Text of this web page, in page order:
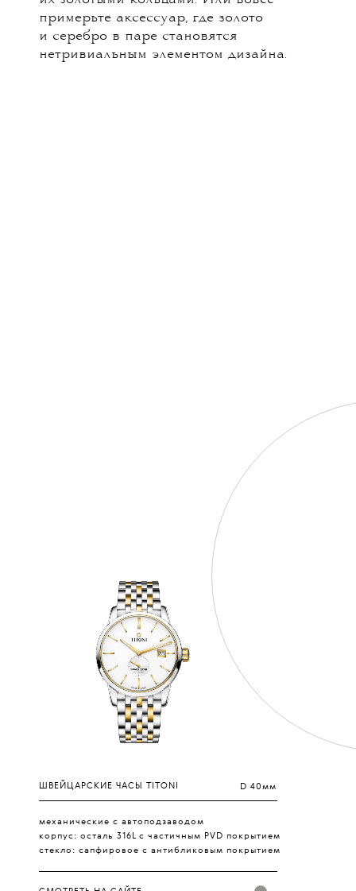
примерьте аксессуар, где золото
и серебро в паре становятся
нетривиальным элементом дизайна.
ШВЕЙЦАРСКИЕ ЧАСЫ TITONI D 40мм
механические с автоподзаводом
корпус: осталь 316L с частичным PVD покрытием
стекло: сапфировое с антибликовым покрытием